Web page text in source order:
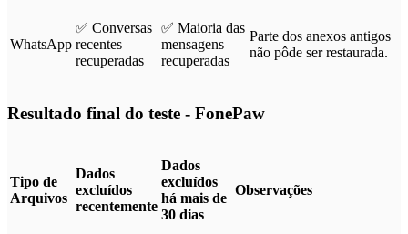
WhatsApp
✅ Conversas
recentes
recuperadas
✅ Maioria das
mensagens
recuperadas
Parte dos anexos antigos
não pôde ser restaurada.
Resultado final do teste - FonePaw
Tipo de
Arquivos
Dados
excluídos
recentemente
Dados
excluídos
há mais de
30 dias
Observações